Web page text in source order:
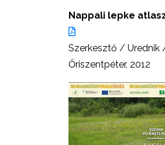
Nappali lepke
Szerkesztő / Urednik
Őriszentpéter, 2012